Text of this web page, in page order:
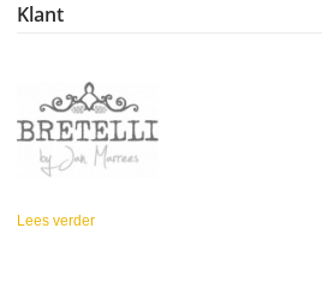
Klant
Lees verder